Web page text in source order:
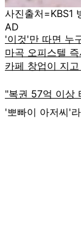
사진출처=KBS1
AD
'뽀빠이 아저씨'